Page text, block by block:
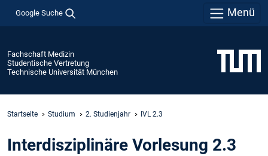
Google Suche Menü
Fachschaft Medizin
Studentische Vertretung
Technische Universität München
Startseite Studium 2. Studienjahr IVL 2.3
Interdisziplinäre Vorlesung 2.3